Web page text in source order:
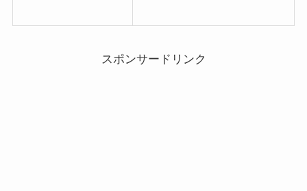
スポンサードリンク